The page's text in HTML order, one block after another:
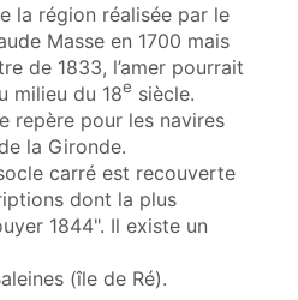
la région réalisée par le
Masse en 1700 mais
de 1833, l’amer pourrait
milieu du 18e siècle.
repère pour les navires
la Gironde.
carré est recouverte
dont la plus
1844". Il existe un
(île de Ré).